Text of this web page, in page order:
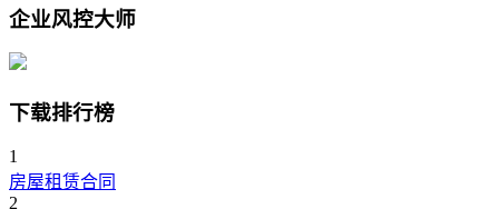
企业风控大师
下载排行榜
1
房屋租赁合同
2